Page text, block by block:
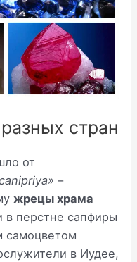
стран
от
–
жрецы храма
в перстне сапфиры
самоцветом
в Иудее,